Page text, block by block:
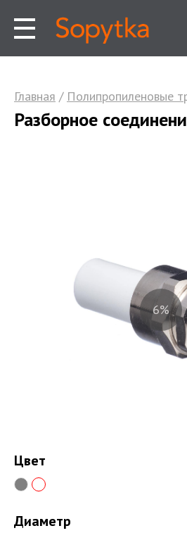
Главная / Полипропиленовые
Разборное
8%
Цвет
Диаметр